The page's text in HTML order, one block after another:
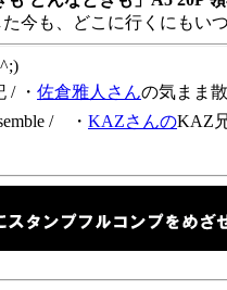
今も、どこに行くにもい
/ ・ 佐倉雅人さんの気まま
/ ・ KAZさんのKAZ